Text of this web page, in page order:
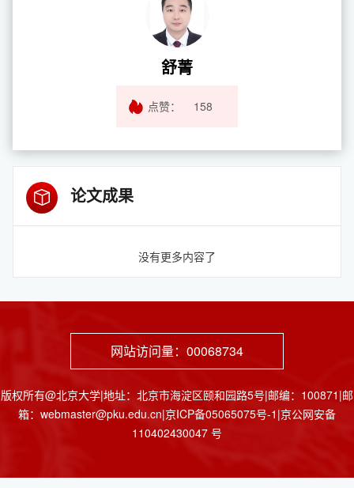
舒菁
点赞： 158
论文成果
没有更多内容了
网站访问量： 00068734
版权所有@北京大学|地址：北京市海淀区颐和园路5号|邮编：100871|邮
箱：webmaster@pku.edu.cn|京ICP备05065075号-1|京公网安备
110402430047 号